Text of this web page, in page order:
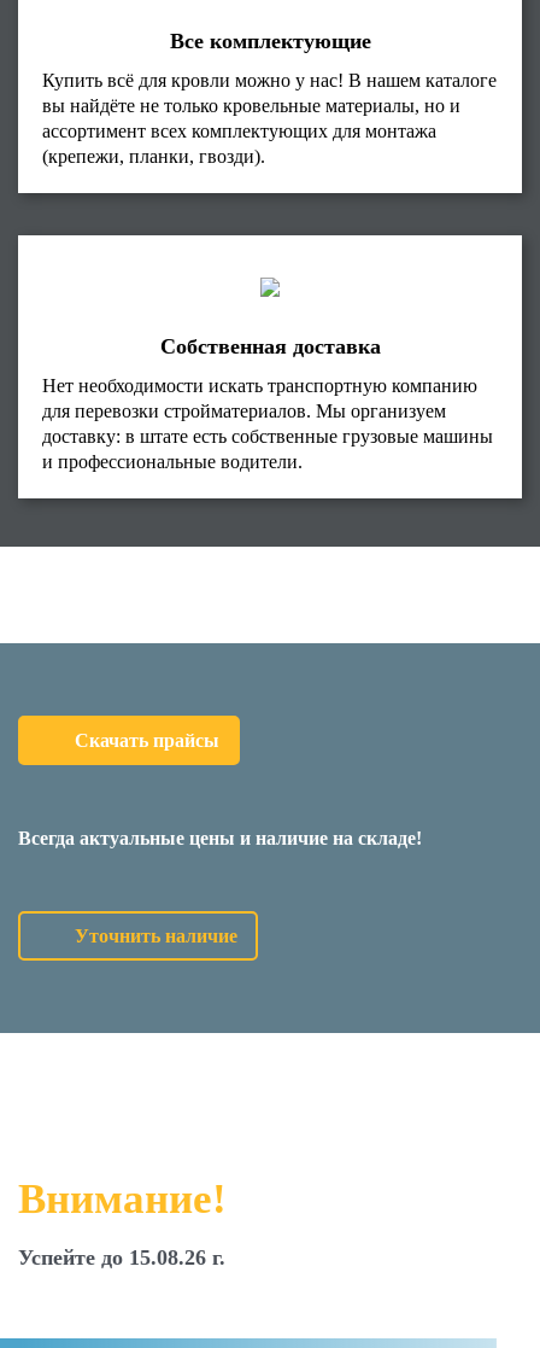
Все комплектующие
Купить всё для кровли можно у нас! В нашем каталоге
вы найдёте не только кровельные материалы, но и
ассортимент всех комплектующих для монтажа
(крепежи, планки, гвозди).
Собственная доставка
Нет необходимости искать транспортную компанию
для перевозки стройматериалов. Мы организуем
доставку: в штате есть собственные грузовые машины
и профессиональные водители.
Скачать прайсы
Всегда актуальные цены и наличие на складе!
Уточнить наличие
Внимание!
Успейте до 15.08.26 г.